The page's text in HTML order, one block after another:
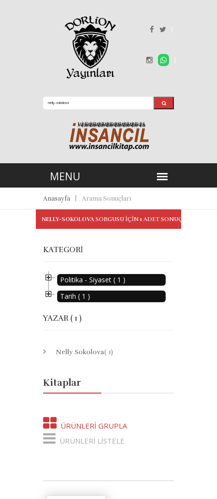
Anasayfa Arama Sonuçları
NELLY-SOKOLOVASORGUSU IÇIN 1 ADET SONUÇ BULUNDU
KATEGORI
Politika - Siyaset ( 1 )
Tarih ( 1 )
YAZAR ( 1 )
Nelly Sokolova( 1)
Kitaplar
ÜRÜNLERI GRUPLA
ÜRÜNLERI LISTELE